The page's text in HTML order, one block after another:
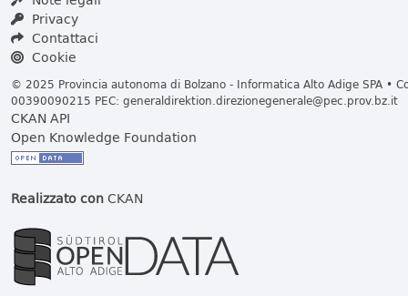
Privacy
Contattaci
Cookie
© 2025 Provincia autonoma di Bolzano - Informatica Alto Adige SPA •
00390090215 PEC: generaldirektion.direzionegenerale@pec.prov.bz.it
CKAN API
Open Knowledge Foundation
Realizzato conCKAN